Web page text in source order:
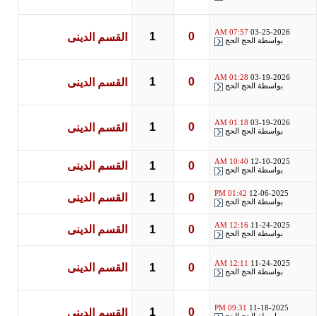
03-25-2026
07:57 AM
بواسطةالحج الحج القسم الدينى
03-19-2026
01:28 AM
بواسطةالحج الحج القسم الدينى
03-19-2026
01:18 AM
بواسطةالحج الحج القسم الدينى
12-10-2025
10:40 AM
بواسطةالحج الحج القسم الدينى
12-06-2025
01:42 PM
بواسطةالحج الحج القسم الدينى
11-24-2025
12:16 AM
بواسطةالحج الحج القسم الدينى
11-24-2025
12:11 AM
بواسطةالحج الحج القسم الدينى
11-18-2025
09:31 PM القسم الدينى